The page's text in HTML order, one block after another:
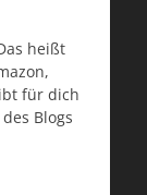
heißt
für dich
Blogs